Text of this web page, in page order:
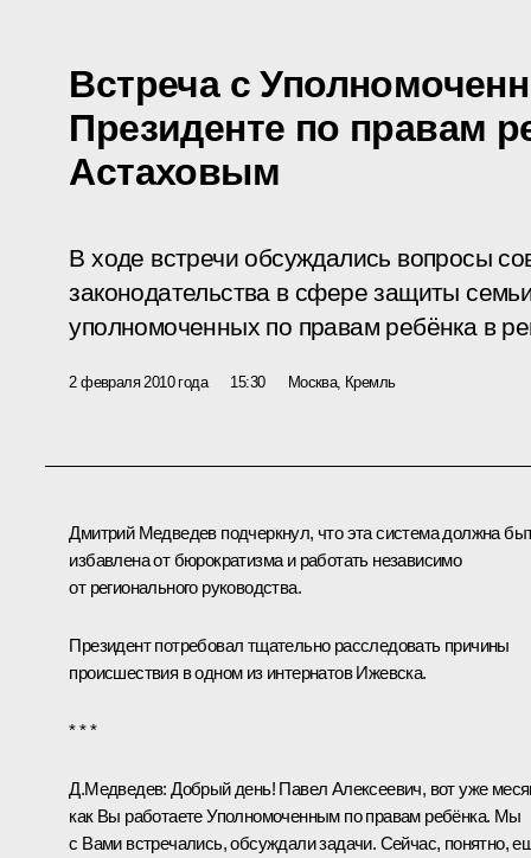
Встреча с
Президенте по правам
Астаховым
В ходе встречи обсуждались вопросы
законодательства в сфере защиты
уполномоченных по правам ребёнка в
2 февраля 2010 года 15:30 Москва, Кремль
Дмитрий Медведев подчеркнул, что эта система должна
избавлена от бюрократизма и работать независимо
от регионального руководства.
Президент потребовал тщательно расследовать причины
происшествия в одном из интернатов Ижевска.
* * *
Д.Медведев: Добрый день! Павел Алексеевич, вот уже
как Вы работаете Уполномоченным по правам ребёнка. Мы
с Вами встречались, обсуждали задачи. Сейчас, понятно,